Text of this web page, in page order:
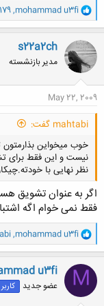
و
ا
ک
ن
ش
ه
ا
mohammad u3fi
,
179
s22a2ch
مدیر بازنشسته
May 22, 2009
mahtabi گفت:
خوب میخواین
نیست و این فقط برای
نظر نهایی با
اگر به عنوان تشویق
فقط نمی خوام اگه
و
ا
ک
ن
ش
ه
ا
mohammad u3fi
,
M
u3fi
عضو جدید